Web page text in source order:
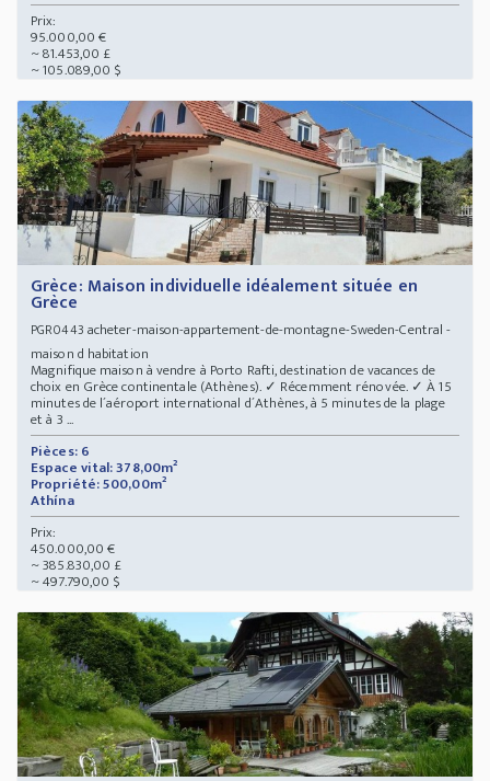
Prix:
95.000,00 €
~ 81.453,00 £
~ 105.089,00 $
Grèce: Maison individuelle idéalement située en
Grèce
PGR0443 acheter-maison-appartement-de-montagne-Sweden-Central -
maison d habitation
Magnifique maison à vendre à Porto Rafti, destination de vacances de
choix en Grèce continentale (Athènes). ✓ Récemment rénovée. ✓ À 15
minutes de l´aéroport international d´Athènes, à 5 minutes de la plage
et à 3 ...
Pièces: 6
Espace vital: 378,00m²
Propriété: 500,00m²
Athína
Prix:
450.000,00 €
~ 385.830,00 £
~ 497.790,00 $